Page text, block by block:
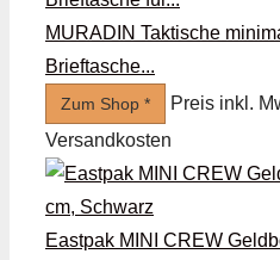
MURADIN Taktische
Brieftasche...
Zum Shop *
Preis inkl.
Versandkosten
Eastpak MINI CREW